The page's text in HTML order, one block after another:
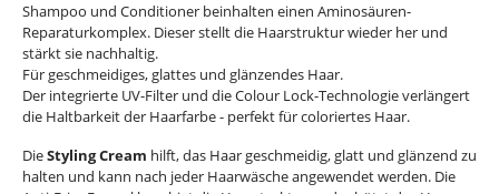
Shampoo und Conditioner beinhalten einen Aminosäuren-
Reparaturkomplex. Dieser stellt die Haarstruktur wieder her und
stärkt sie nachhaltig.
Für geschmeidiges, glattes und glänzendes Haar.
Der integrierte UV-Filter und die Colour Lock-Technologie verlängert
die Haltbarkeit der Haarfarbe - perfekt für coloriertes Haar.
DieStyling Cream hilft, das Haar geschmeidig, glatt und glänzend zu
halten und kann nach jeder Haarwäsche angewendet werden. Die